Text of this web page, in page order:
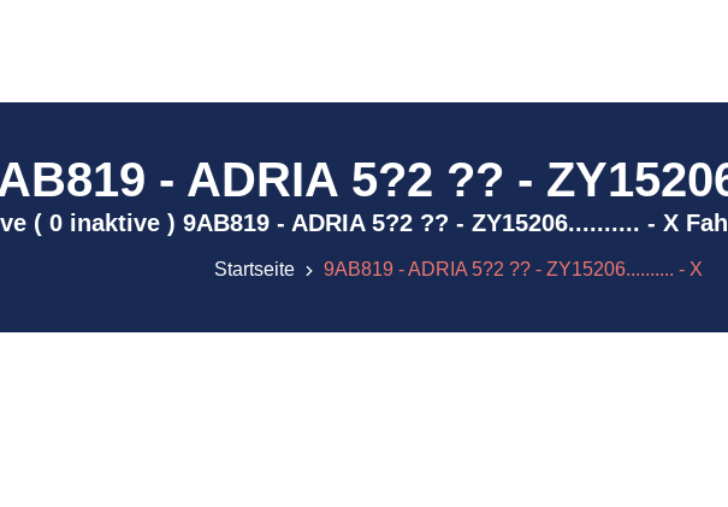
- ADRIA 5?2 ?? -
( 0 inaktive ) 9AB819 - ADRIA 5?2 ?? - ZY15206.......... - X
Startseite 9AB819 - ADRIA 5?2 ?? - ZY15206.......... - X